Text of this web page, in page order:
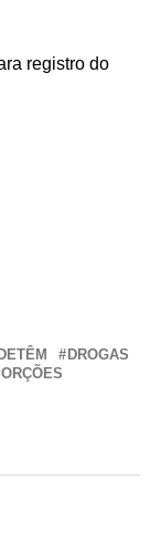
registro do
DETÊM
DROGAS